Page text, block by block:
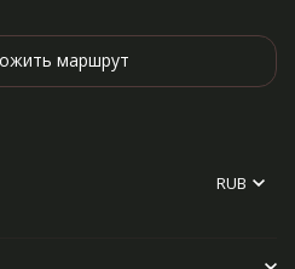
маршрут
RUB